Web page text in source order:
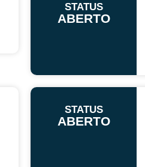
STATUS
ABERTO
STATUS
ABERTO